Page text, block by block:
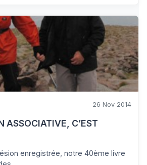
26 Nov 2014
ASSOCIATIVE, C’EST
enregistrée, notre 40ème livre